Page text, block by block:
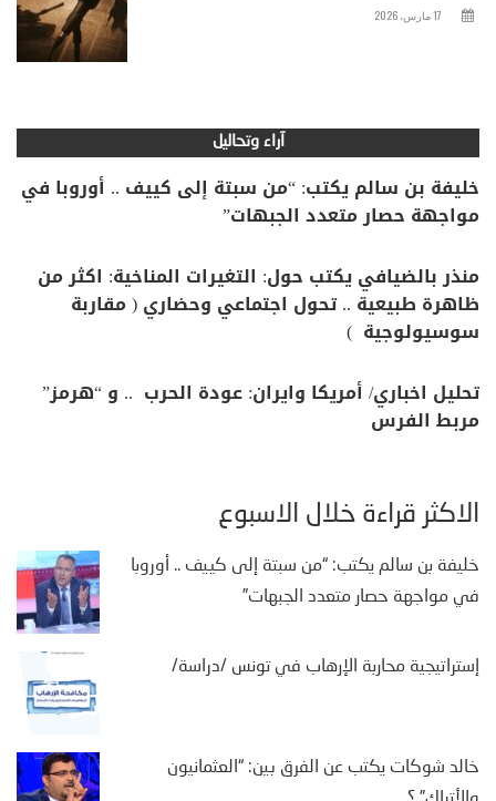
17 مارس، 2026
آراء وتحاليل
خليفة بن سالم يكتب: “من سبتة إلى كييف .. أوروبا في
مواجهة حصار متعدد الجبهات”
منذر بالضيافي يكتب حول: التغيرات المناخية: اكثر من
ظاهرة طبيعية .. تحول اجتماعي وحضاري ( مقاربة
سوسيولوجية )
تحليل اخباري/ أمريكا وايران: عودة الحرب .. و “هرمز”
مربط الفرس
الأكثر قراءة خلال الأسبوع
خليفة بن سالم يكتب: “من سبتة إلى كييف .. أوروبا
في مواجهة حصار متعدد الجبهات”
إستراتيجية محاربة الإرهاب في تونس /دراسة/
خالد شوكات يكتب عن الفرق بين: “العثمانيون